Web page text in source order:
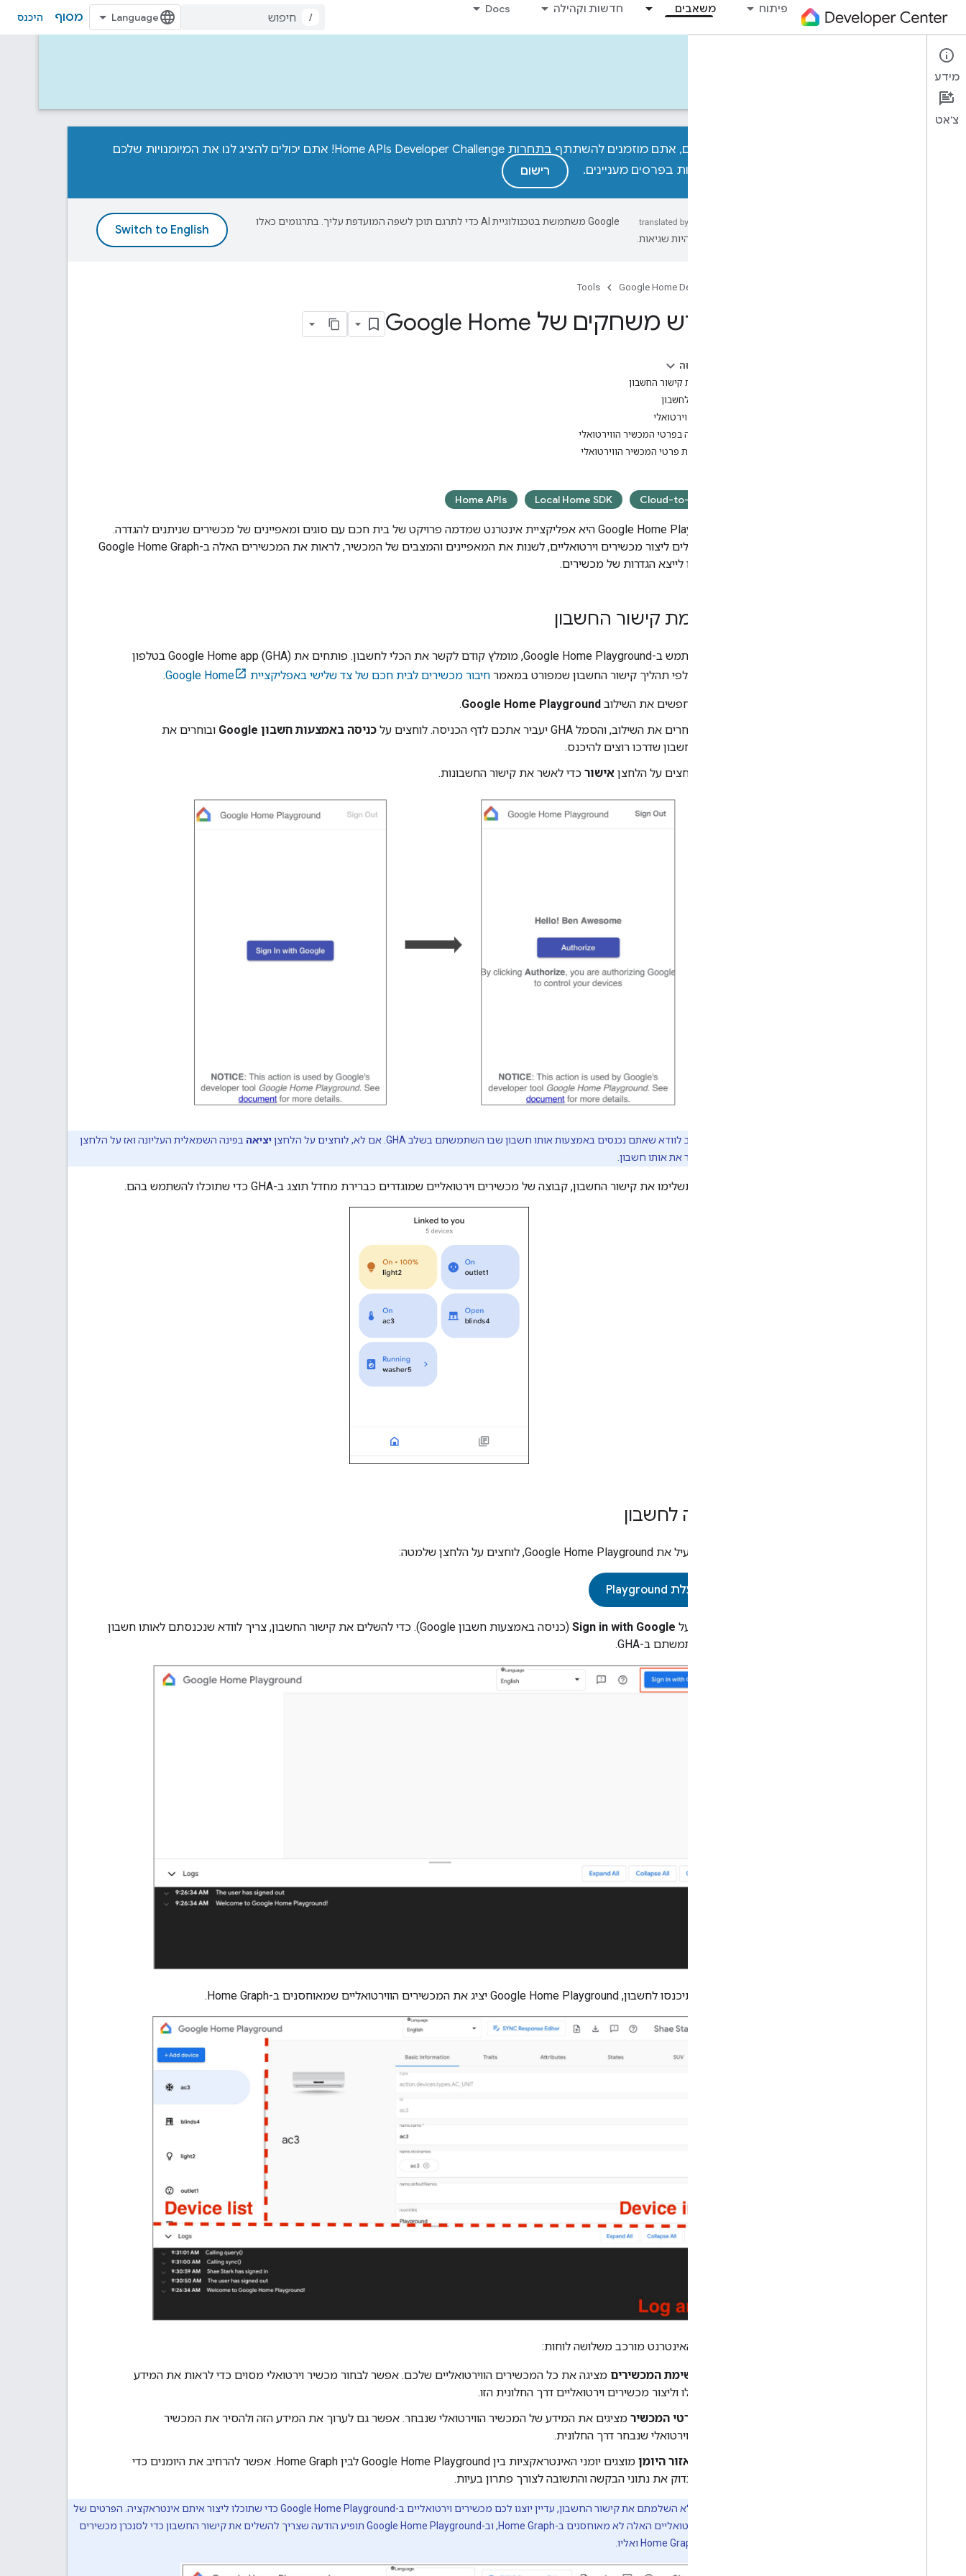
פיתוח משאבים חדשות וקהילה Docs
/ מסוף היכנס
Tools
כלים
מפתחים, אתם מוזמנים להשתתף בתחרות Home APIs Developer Challenge! אתם יכולים להציג לנו את המיומנויות שלכם
כדי לזכות בפרסים מעניינים.
רישום
‫Google משתמשת בטכנולוגיית AI כדי לתרגם תוכן לשפה המועדפת עליך. בתרגומים כאלו
עשויות להיות שגיאות.
Google Home Developers
Tools
מגרש משחקים של Google Home
בדף הזה
השלמת קישור החשבון
כניסה לחשבון
מכשיר וירטואלי
צפייה בפרטי המכשיר הווירטואלי
עריכת פרטי המכשיר הווירטואלי
Cloud-to-cloud
Local Home SDK
Home APIs
Google Home Playground היא אפליקציית אינטרנט שמדמה פרויקט של בית חכם עם סוגים ומאפיינים של מכשירים שניתנים להגדרה.
אתם יכולים ליצור מכשירים וירטואליים, לשנות את המאפיינים והמצבים של המכשיר, לראות את המכשירים האלה ב-Google Home Graph
ולייבא או לייצא הגדרות של מכשירים.
השלמת קישור החשבון
כדי להשתמש ב-Google Home Playground, מומלץ קודם לקשר את הכלי לחשבון. פותחים את Google Home app (GHA) בטלפון
ופועלים לפי תהליך קישור החשבון שמפורט במאמר חיבור מכשירים לבית חכם של צד שלישי באפליקציית Google Home .
מחפשים את השילוב Google Home Playground
.
בוחרים את השילוב, והסמל GHA יעביר אתכם לדף הכניסה. לוחצים על כניסה באמצעות חשבון Google
ובוחרים את
החשבון שדרכו רוצים להיכנס.
לוחצים על הלחצן אישור כדי לאשר את קישור החשבונות.
חשוב לוודא שאתם נכנסים באמצעות אותו חשבון שבו השתמשתם בשלב GHA . אם לא, לוחצים על הלחצן יציאה בפינה השמאלית העליונה ואז על הלחצן
כדי לבחור את אותו חשבון.
אחרי שתשלימו את קישור החשבון, קבוצה של מכשירים וירטואליים שמוגדרים כברירת מחדל תוצג ב-GHA כדי שתוכלו להשתמש בהם.
כניסה לחשבון
כדי להפעיל את Google Home Playground, לוחצים על הלחצן שלמטה:
הפעלת Playground
לוחצים על Sign in with Google
(כניסה באמצעות חשבון Google). כדי להשלים את קישור החשבון, צריך לוודא שנכנסתם לאותו חשבון
שבו השתמשתם ב-GHA
.
אחרי שתיכנסו לחשבון, Google Home Playground יציג את המכשירים הווירטואליים שמאוחסנים ב-Home Graph
.
ממשק האינטרנט מורכב משלושה לוחות:
רשימת המכשירים מציגה את כל המכשירים הווירטואליים שלכם. אפשר לבחור מכשיר וירטואלי מסוים כדי לראות את המידע
שלו וליצור מכשירים וירטואליים דרך החלונית הזו.
פרטי המכשיר מציגים את המידע של המכשיר הווירטואלי שנבחר. אפשר גם לערוך את המידע הזה ולהסיר את המכשיר
הווירטואלי שנבחר דרך החלונית.
באזור היומן מוצגים יומני האינטראקציות בין Google Home Playground לבין Home Graph . אפשר להרחיב את היומנים כדי
לבדוק את נתוני הבקשה והתשובה לצורך פתרון בעיות.
אם לא השלמתם את קישור החשבון, עדיין יוצגו לכם מכשירים וירטואליים ב-Google Home Playground כדי שתוכלו ליצור איתם אינטראקציה. הפרטים של
המכשירים הווירטואליים האלה לא מאוחסנים ב-Home Graph, וב-Google Home Playground תופיע הודעה שצריך להשלים את קישור החשבון כדי לסנכרן מכשירים
Home Graph ואליו.
מידע
צ'אט